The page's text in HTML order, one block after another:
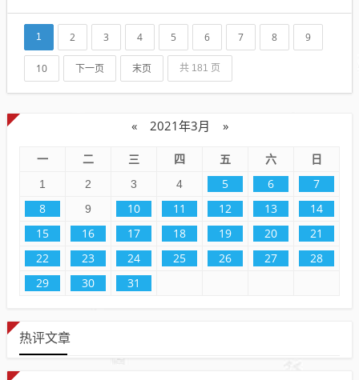
婚公寓》 李晟饰演吴越 李佳航饰演谢晓骏 4、《新还
珠格格》 李晟饰演小燕子 李佳航饰演尔康 ...
1 2 3 4 5 6 7 8 9
10 下一页 末页 共 181 页
« 2021年3月 »
一 二 三 四 五 六
日
1
2 3 4 5 6
7
8
9 10 11 12 13
14
15
16 17 18 19 20
21
22
23 24 25 26 27
28
29
30 31
热评文章